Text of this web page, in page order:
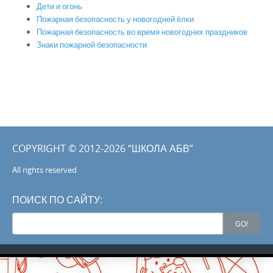
Дети и огонь
Пожарная безопасность у новогодней ёлки
Пожарная безопасность во время новогодних праздников
Знаки пожарной безопасности
COPYRIGHT © 2012-2026 “ШКОЛА АБВ”
All rights reserved
ПОИСК ПО САЙТУ:
Search
for:
GO!